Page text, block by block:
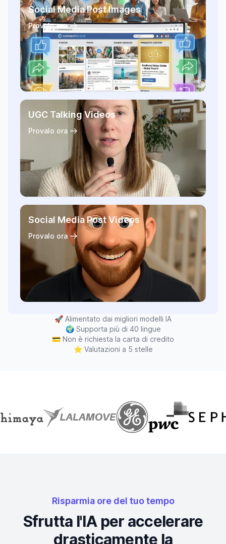
Social Media Post Images
Provalo ora
UGC Talking Videos
Provalo ora
Social Media Post Videos
Provalo ora
🚀 Alimentato dai migliori modelli IA
🌍 Supporta più di 40 lingue
💳 Non è richiesta la carta di credito
⭐ Valutazioni a 5 stelle
Risparmia ore del tuo tempo
Sfrutta l'IA per accelerare
drasticamente la